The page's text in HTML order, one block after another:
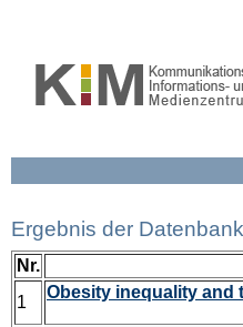
Ergebnis der
Nr.
1
Obesity inequality and